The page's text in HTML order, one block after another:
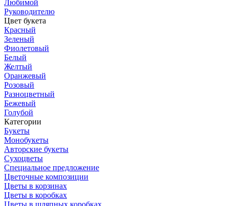
Любимой
Руководителю
Цвет букета
Красный
Зеленый
Фиолетовый
Белый
Желтый
Оранжевый
Розовый
Разноцветный
Бежевый
Голубой
Категории
Букеты
Монобукеты
Авторские букеты
Сухоцветы
Специальное предложение
Цветочные композиции
Цветы в корзинах
Цветы в коробках